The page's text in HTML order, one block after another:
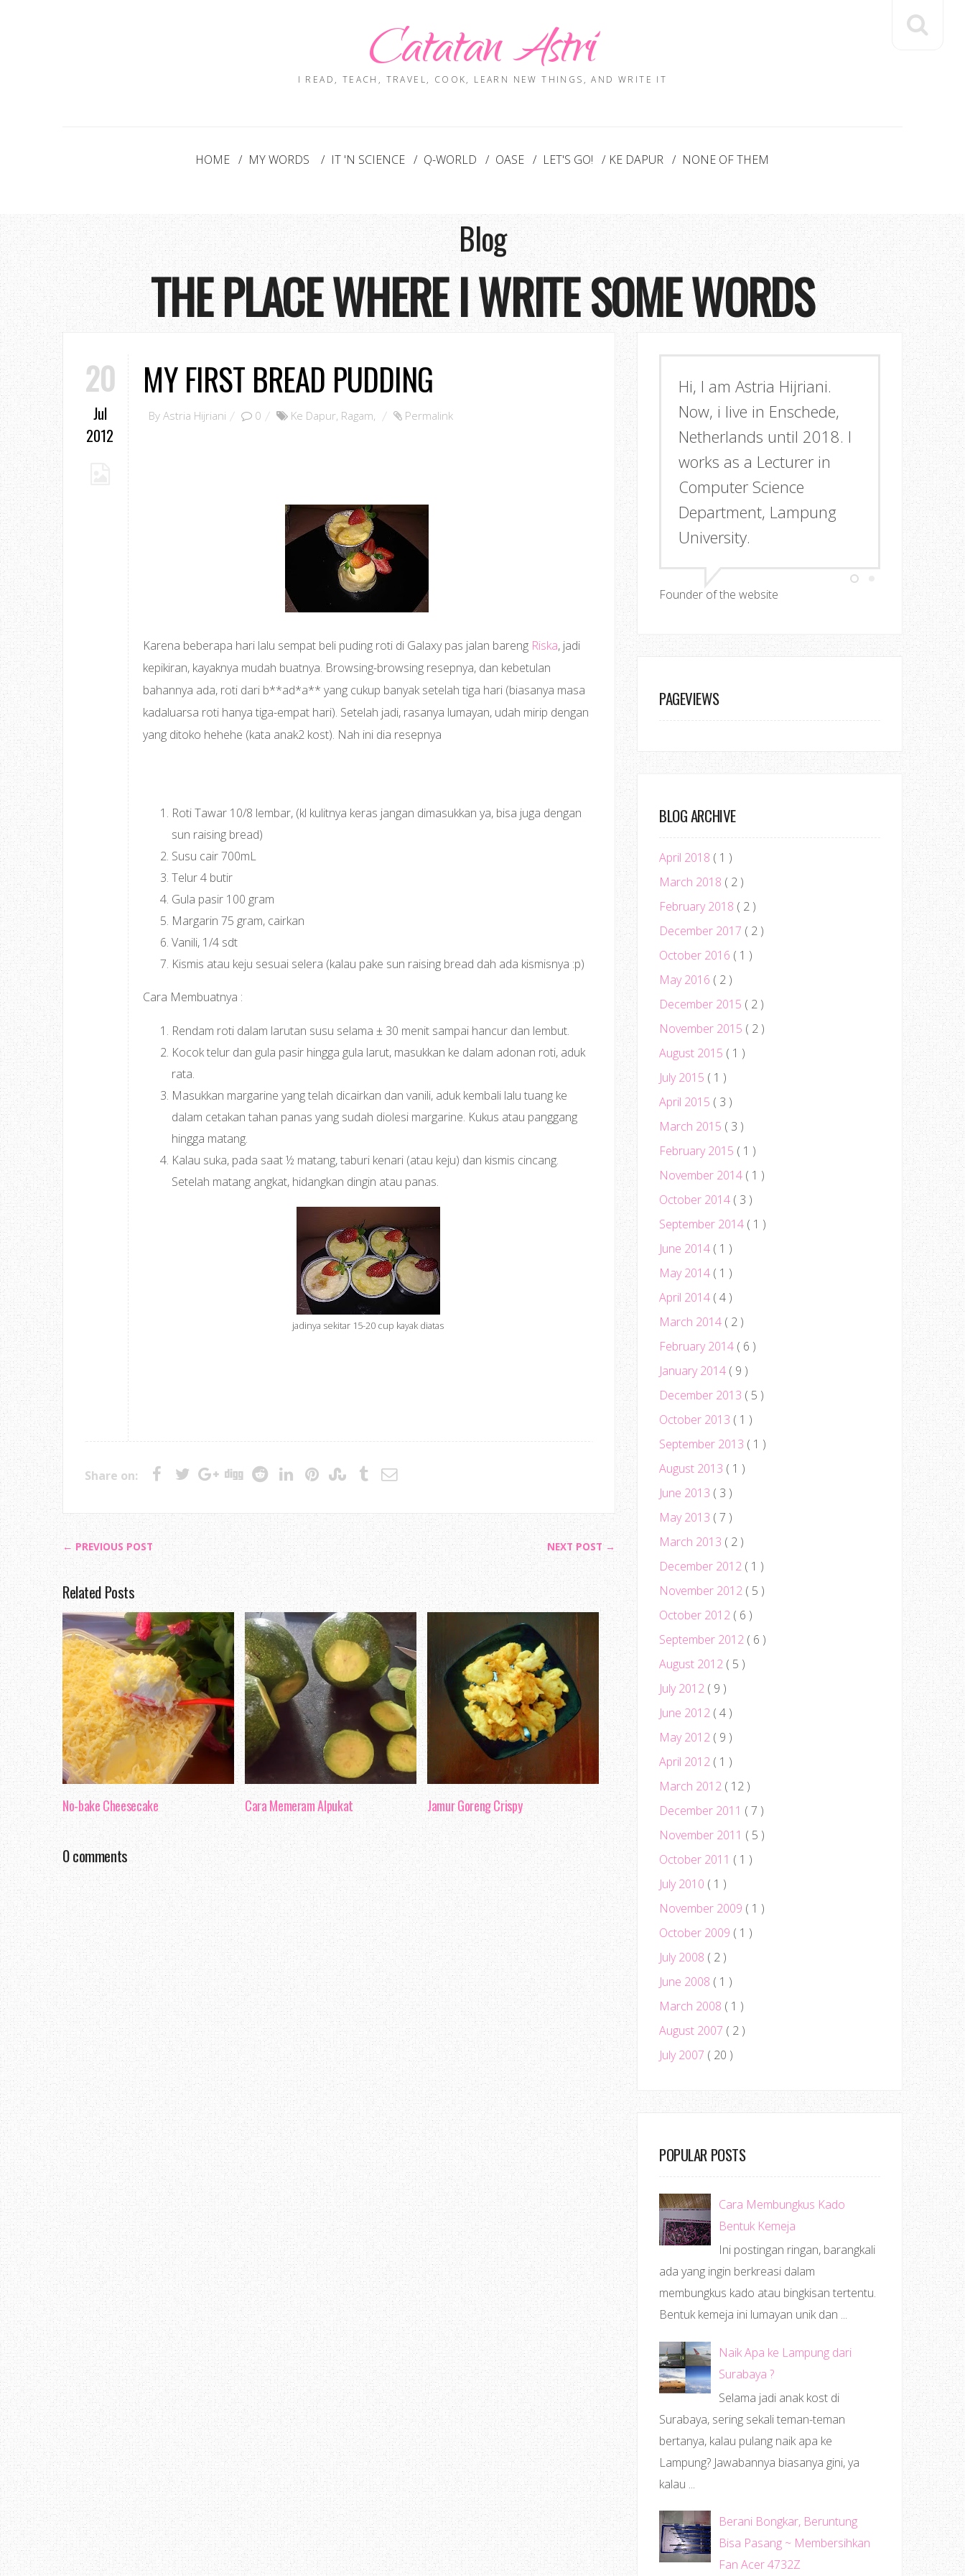
Catatan Astri
I READ, TEACH, TRAVEL, COOK, LEARN NEW THINGS, AND WRITE IT
HOME MY WORDS IT 'N SCIENCE Q-WORLD OASE LET'S GO! KE DAPUR NONE OF THEM
Blog
THE PLACE WHERE I WRITE SOME WORDS
20
Jul
2012
MY FIRST BREAD PUDDING
ByAstria Hijriani 0 Ke Dapur, Ragam, Permalink
Karena beberapa hari lalu sempat beli puding roti di Galaxy pas jalan bareng Riska, jadi
kepikiran, kayaknya mudah buatnya. Browsing-browsing resepnya, dan kebetulan
bahannya ada, roti dari b**ad*a** yang cukup banyak setelah tiga hari (biasanya masa
kadaluarsa roti hanya tiga-empat hari). Setelah jadi, rasanya lumayan, udah mirip dengan
yang ditoko hehehe (kata anak2 kost). Nah ini dia resepnya
Roti Tawar 10/8 lembar, (kl kulitnya keras jangan dimasukkan ya, bisa juga dengan
sun raising bread)
Susu cair 700mL
Telur 4 butir
Gula pasir 100 gram
Margarin 75 gram, cairkan
Vanili, 1/4 sdt
Kismis atau keju sesuai selera (kalau pake sun raising bread dah ada kismisnya :p)
Cara Membuatnya :
Rendam roti dalam larutan susu selama ± 30 menit sampai hancur dan lembut.
Kocok telur dan gula pasir hingga gula larut, masukkan ke dalam adonan roti, aduk
rata.
Masukkan margarine yang telah dicairkan dan vanili, aduk kembali lalu tuang ke
dalam cetakan tahan panas yang sudah diolesi margarine. Kukus atau panggang
hingga matang.
Kalau suka, pada saat ½ matang, taburi kenari (atau keju) dan kismis cincang.
Setelah matang angkat, hidangkan dingin atau panas.
jadinya sekitar 15-20 cup kayak diatas
Share on:
← PREVIOUS POST NEXT POST →
Related Posts
No-bake Cheesecake Cara Memeram Alpukat Jamur Goreng Crispy
0 comments
Hi, I am Astria Hijriani.
Now, i live in Enschede,
Netherlands until 2018. I
works as a Lecturer in
Computer Science
Department, Lampung
University.
Founder of the website
PAGEVIEWS
BLOG ARCHIVE
April 2018 ( 1 )
March 2018 ( 2 )
February 2018 ( 2 )
December 2017 ( 2 )
October 2016 ( 1 )
May 2016 ( 2 )
December 2015 ( 2 )
November 2015 ( 2 )
August 2015 ( 1 )
July 2015 ( 1 )
April 2015 ( 3 )
March 2015 ( 3 )
February 2015 ( 1 )
November 2014 ( 1 )
October 2014 ( 3 )
September 2014 ( 1 )
June 2014 ( 1 )
May 2014 ( 1 )
April 2014 ( 4 )
March 2014 ( 2 )
February 2014 ( 6 )
January 2014 ( 9 )
December 2013 ( 5 )
October 2013 ( 1 )
September 2013 ( 1 )
August 2013 ( 1 )
June 2013 ( 3 )
May 2013 ( 7 )
March 2013 ( 2 )
December 2012 ( 1 )
November 2012 ( 5 )
October 2012 ( 6 )
September 2012 ( 6 )
August 2012 ( 5 )
July 2012 ( 9 )
June 2012 ( 4 )
May 2012 ( 9 )
April 2012 ( 1 )
March 2012 ( 12 )
December 2011 ( 7 )
November 2011 ( 5 )
October 2011 ( 1 )
July 2010 ( 1 )
November 2009 ( 1 )
October 2009 ( 1 )
July 2008 ( 2 )
June 2008 ( 1 )
March 2008 ( 1 )
August 2007 ( 2 )
July 2007 ( 20 )
POPULAR POSTS
Cara Membungkus Kado
Bentuk Kemeja
Ini postingan ringan, barangkali
ada yang ingin berkreasi dalam
membungkus kado atau bingkisan tertentu.
Bentuk kemeja ini lumayan unik dan ...
Naik Apa ke Lampung dari
Surabaya ?
Selama jadi anak kost di
Surabaya, sering sekali teman-teman
bertanya, kalau pulang naik apa ke
Lampung? Jawabannya biasanya gini, ya
kalau ...
Berani Bongkar, Beruntung
Bisa Pasang ~ Membersihkan
Fan Acer 4732Z